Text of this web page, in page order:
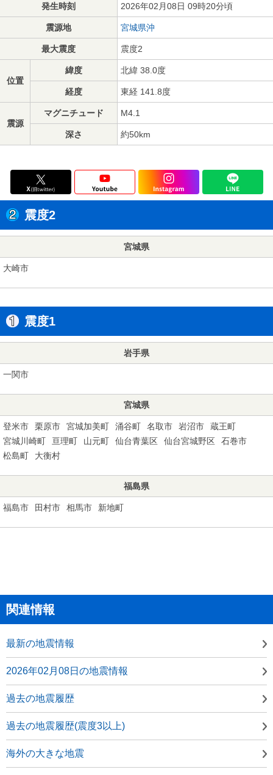
発生時刻 2026年02月08日 09時20分頃
震源地 宮城県沖
最大震度 震度2
位置
緯度 北緯 38.0度
経度 東経 141.8度
震源
マグニチュード M4.1
深さ 約50km
震度2
宮城県
大崎市
震度1
岩手県
一関市
宮城県
登米市 栗原市 宮城加美町 涌谷町 名取市 岩沼市
蔵王町
宮城川崎町
亘理町 山元町 仙台青葉区 仙台宮城野区
石巻市
松島町
大衡村
福島県
福島市 田村市 相馬市 新地町
関連情報
最新の地震情報
2026年02月08日の地震情報
過去の地震履歴
過去の地震履歴(震度3以上)
海外の大きな地震